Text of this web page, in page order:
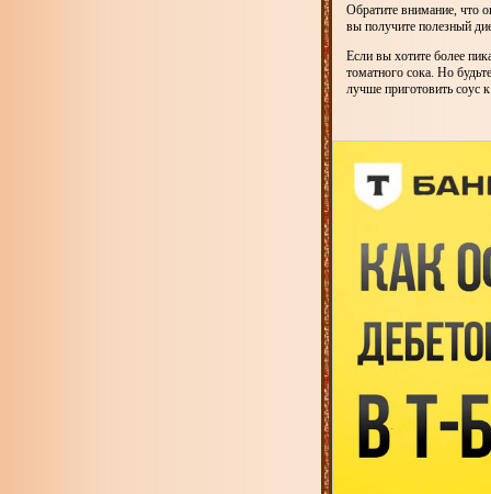
Обратите внимание, что
вы получите полезный
Если вы хотите более
томатного сока. Но
лучше приготовить